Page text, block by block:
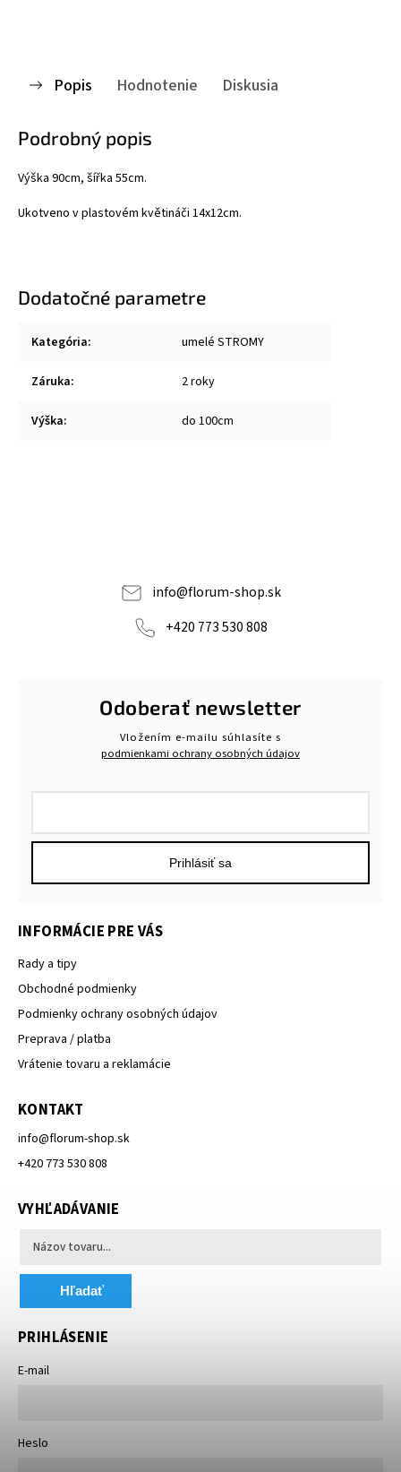
Popis Hodnotenie Diskusia
Podrobný popis
Výška 90cm, šířka 55cm.
Ukotveno v plastovém květináči 14x12cm.
Dodatočné parametre
Kategória: umelé STROMY
Záruka: 2 roky
Výška: do 100cm
info@florum-shop.sk
+420 773 530 808
Odoberať newsletter
Vložením e-mailu súhlasíte s
podmienkami ochrany osobných údajov
Prihlásiť sa
INFORMÁCIE PRE VÁS
Rady a tipy
Obchodné podmienky
Podmienky ochrany osobných údajov
Preprava / platba
Vrátenie tovaru a reklamácie
KONTAKT
info@florum-shop.sk
+420 773 530 808
VYHĽADÁVANIE
Hľadať
PRIHLÁSENIE
E-mail
Heslo